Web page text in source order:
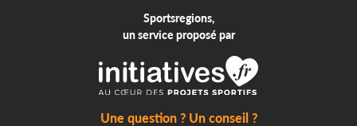
Sportsregions,
un service proposé par
Une question ? Un conseil ?